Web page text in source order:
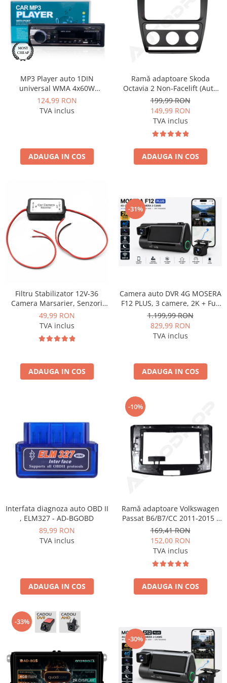
Mitsubishi
Land Rover
Mazda
Honda
Chrysler
Smart
Fiat
Jeep
Iveco
Ssangyong
Daihatsu
Rame adaptoare Mazda
Rame adaptoare Kia
Rame adaptoare Alfa Romeo
Rame adaptoare Nissan
Rame adaptoare Fiat
Rame adaptoare Chevrolet
Rame adaptoare Jeep
Rame adaptoare Dodge
Rame adaptoare Chrysler
Rame adaptoare Subaru
Rame adaptoare Iveco
Rame adaptoare Smart
Rame adaptoare Land Rover
MP3 Player auto 1DIN
universal WMA 4x60W
MOSFET, radio, bluetooth,
USB, SD, AUX, fast charge -
124,99 RON
TVA inclus
ADAUGA IN COS
Ramă adaptoare Skoda
Octavia 2 Non-Facelift (Auto
A/C) 2004-2009 - fațetă
213×133 (RNS 510 / RCD 330),
montaj dedicat
199,99 RON
149,99 RON
TVA inclus
ADAUGA IN COS
Filtru Stabilizator 12V-36
Camera Marsarier, Senzori
Auto Deparazitare - AD-
BGCFILTER
49,99 RON
TVA inclus
ADAUGA IN COS
-31%
Camera auto DVR 4G MOSERA
F12 PLUS, 3 camere, 2K + Full
HD, Sony IMX415, GPS
Tracking, WiFi 6, Night Vision
IR, Cloud Live View,
1.199,99 RON
829,99 RON
TVA inclus
ADAUGA IN COS
Interfata diagnoza auto OBD II
, ELM327 - AD-BGOBD
89,99 RON
TVA inclus
ADAUGA IN COS
-10%
Ramă adaptoare Volkswagen
Passat B6/B7/CC 2011-2015 -
navigație Android 10.1″,
montaj dedicat
169,41 RON
152,00 RON
TVA inclus
ADAUGA IN COS
-33%
-30%